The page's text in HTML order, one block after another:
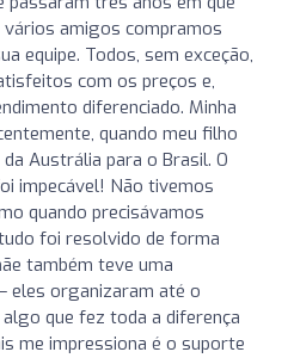
vários amigos compramos
equipe. Todos, sem exceção,
com os preços e,
diferenciado. Minha
quando meu filho
Austrália para o Brasil. O
impecável! Não tivemos
quando precisávamos
foi resolvido de forma
também teve uma
eles organizaram até o
que fez toda a diferença
me impressiona é o suporte